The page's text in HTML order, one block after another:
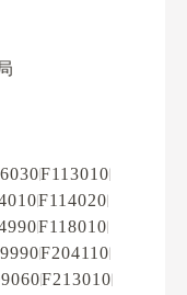
F113010
F114020
F118010
F204110
F213010